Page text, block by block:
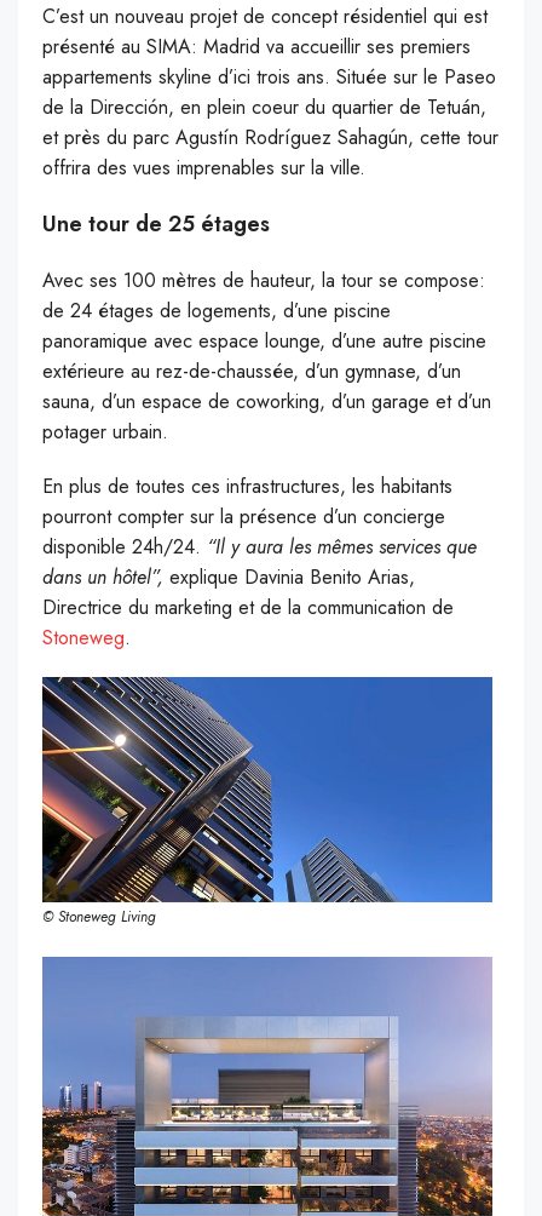
C’est un nouveau projet de concept résidentiel qui est
présenté au SIMA: Madrid va accueillir ses premiers
appartements skyline d’ici trois ans. Située sur le Paseo
de la Dirección, en plein coeur du quartier de Tetuán,
et près du parc Agustín Rodríguez Sahagún, cette tour
offrira des vues imprenables sur la ville.
Une tour de 25 étages
Avec ses 100 mètres de hauteur, la tour se compose:
de 24 étages de logements, d’une piscine
panoramique avec espace lounge, d’une autre piscine
extérieure au rez-de-chaussée, d’un gymnase, d’un
sauna, d’un espace de coworking, d’un garage et d’un
potager urbain.
En plus de toutes ces infrastructures, les habitants
pourront compter sur la présence d’un concierge
disponible 24h/24. “Il y aura les mêmes services que
dans un hôtel”, explique Davinia Benito Arias,
Directrice du marketing et de la communication de
Stoneweg.
© Stoneweg Living